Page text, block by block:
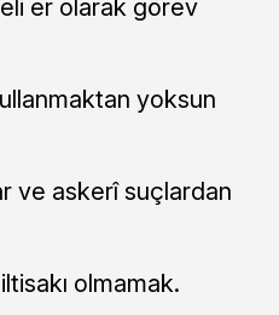
er olarak görev
yoksun
ve askerî suçlardan
olmamak.